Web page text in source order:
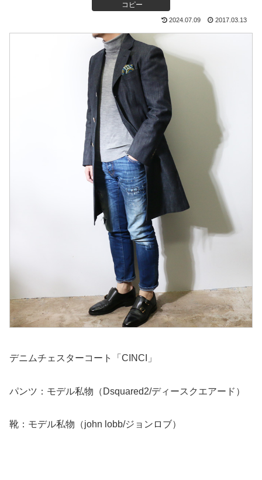
コピー
2024.07.09 2017.03.13
デニムチェスターコート「CINCI」
パンツ：モデル私物（Dsquared2/ディースクエアード）
靴：モデル私物（john lobb/ジョンロブ）